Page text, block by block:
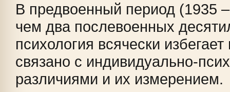
В предвоенный период (1935
чем два послевоенных
психология всячески избегает
связано с индивидуально-
различиями и их измерением.